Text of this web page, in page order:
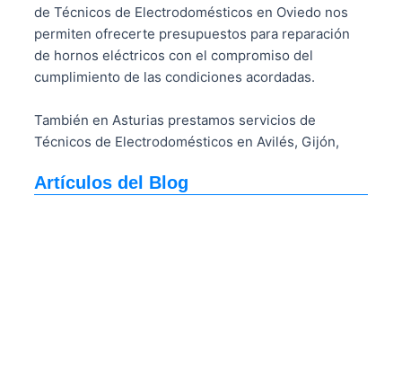
de Técnicos de Electrodomésticos en Oviedo nos
permiten ofrecerte presupuestos para reparación
de hornos eléctricos con el compromiso del
cumplimiento de las condiciones acordadas.
También en Asturias prestamos servicios de
Técnicos de Electrodomésticos en Avilés, Gijón,
Artículos del Blog